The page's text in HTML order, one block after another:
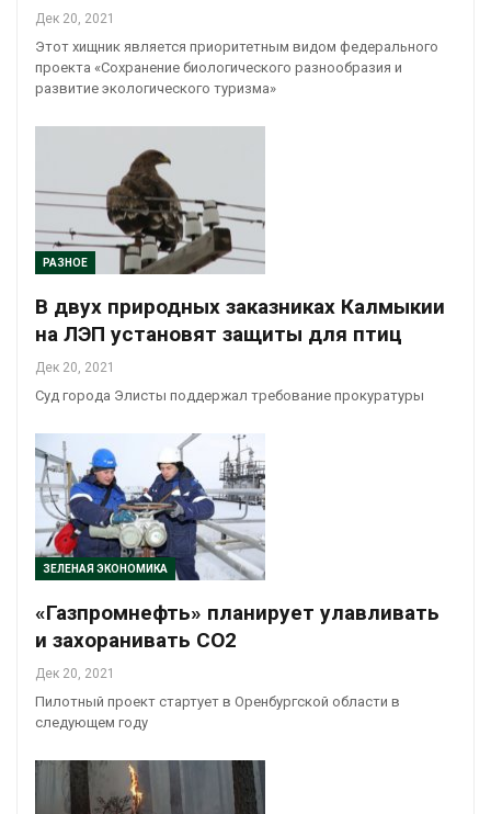
Дек 20, 2021
Этот хищник является приоритетным видом федерального
проекта «Сохранение биологического разнообразия и
развитие экологического туризма»
РАЗНОЕ
В двух природных заказниках Калмыкии
на ЛЭП установят защиты для птиц
Дек 20, 2021
Суд города Элисты поддержал требование прокуратуры
ЗЕЛЕНАЯ ЭКОНОМИКА
«Газпромнефть» планирует улавливать
и захоранивать СО2
Дек 20, 2021
Пилотный проект стартует в Оренбургской области в
следующем году